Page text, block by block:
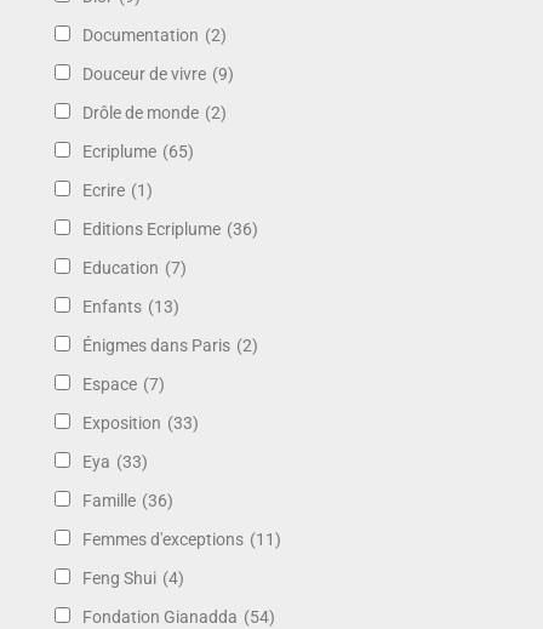
Documentation (2)
Douceur de vivre (9)
Drôle de monde (2)
Ecriplume (65)
Ecrire (1)
Editions Ecriplume (36)
Education (7)
Enfants (13)
Énigmes dans Paris (2)
Espace (7)
Exposition (33)
Eya (33)
Famille (36)
Femmes d'exceptions (11)
Feng Shui (4)
Fondation Gianadda (54)